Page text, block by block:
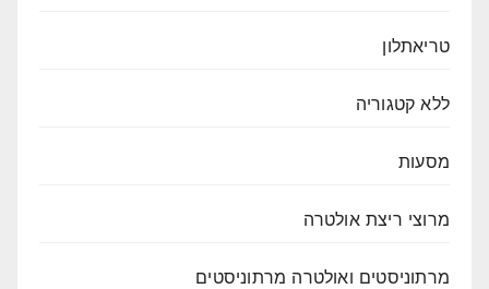
טריאתלון
ללא קטגוריה
מסעות
מרוצי ריצת אולטרה
מרתוניסטים ואולטרה מרתוניסטים